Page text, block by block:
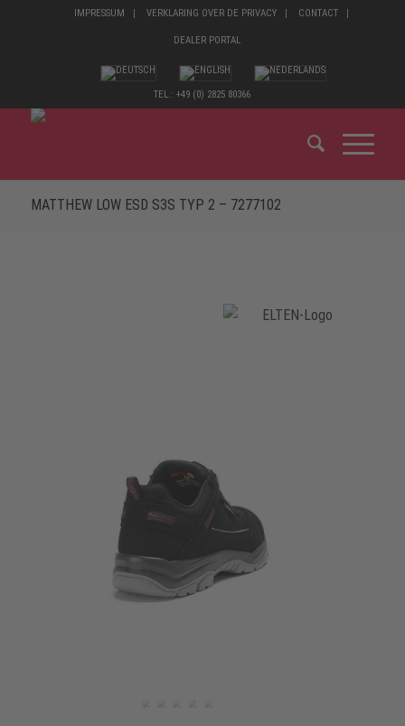
IMPRESSUM VERKLARING OVER DE PRIVACY CONTACT
DEALER PORTAL
TEL.: +49 (0) 2825 80366
MATTHEW LOW ESD S3S TYP 2 – 7277102